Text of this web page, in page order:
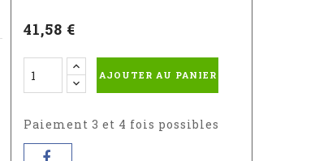
41,58 €
AJOUTER AU PANIER
Paiement 3 et 4 fois possibles